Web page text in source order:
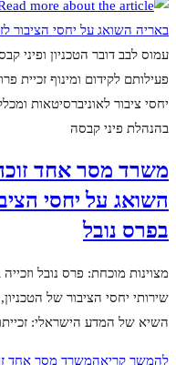
עמוס לבב דובר הטכניון
פעילותם לקידום ומינוף זכיית
יחסי ציבור לאוניברסיטאות
בהנהלת פיני קבסה
משרד מסר אחד
השואג על יחסי
בפרס נובל
מצוינות מוכחת: פרס נובל
שירותי יחסי הציבור של
השיא של המדע הישראלי:
להמשך קריאהמשרד מסר אחד